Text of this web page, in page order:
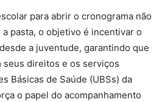
para abrir o cronograma não
pasta, o objetivo é incentivar o
a juventude, garantindo que
seus direitos e os serviços
Básicas de Saúde (UBSs) da
o papel do acompanhamento